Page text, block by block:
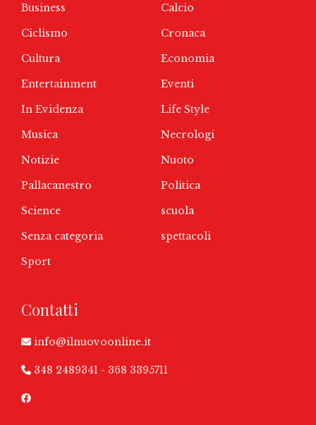
Business
Calcio
Ciclismo
Cronaca
Cultura
Economia
Entertainment
Eventi
In Evidenza
Life Style
Musica
Necrologi
Notizie
Nuoto
Pallacanestro
Politica
Science
scuola
Senza categoria
spettacoli
Sport
Contatti
info@ilnuovoonline.it
348 2489341 - 368 3395711